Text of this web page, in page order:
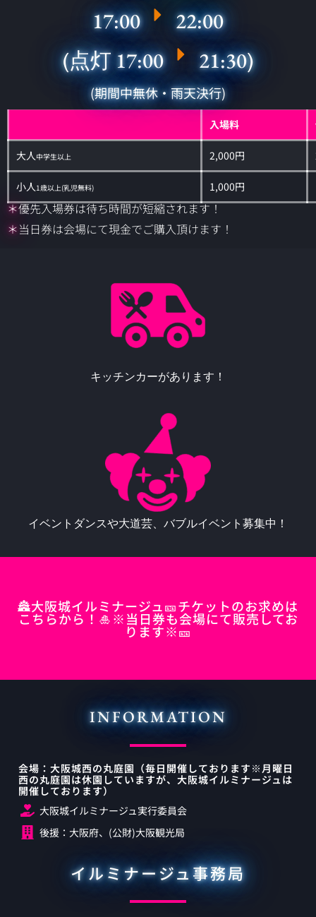
17:00
22:00
(点灯 17:00
21:30)
(期間中無休・雨天決行)
入場料
大人中学生以上 2,000円
小人1歳以上(乳児無料) 1,000円
＊優先入場券は待ち時間が短縮されます！
＊当日券は会場にて現金でご購入頂けます！
キッチンカーがあります！
イベントダンスや大道芸、バブルイベント募集中！
🏯大阪城イルミナージュ🎫チケットのお求めは
こちらから！🎍※当日券も会場にて販売してお
ります※🎫
INFORMATION
会場：大阪城西の丸庭園（毎日開催しております※月曜日
西の丸庭園は休園していますが、大阪城イルミナージュは
開催しております）
大阪城イルミナージュ実行委員会
後援：大阪府、(公財)大阪観光局
イルミナージュ事務局